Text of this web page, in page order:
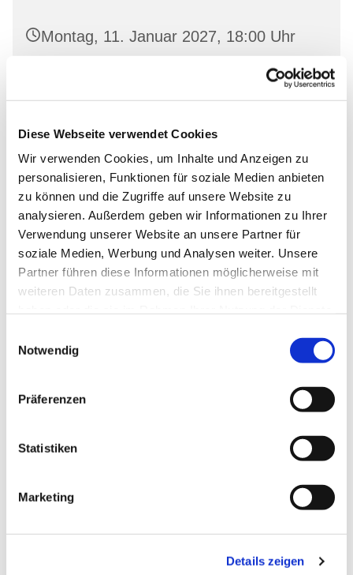
Diese Webseite verwendet Cookies
Wir verwenden Cookies, um Inhalte und Anzeigen zu
personalisieren, Funktionen für soziale Medien anbieten
zu können und die Zugriffe auf unsere Website zu
analysieren. Außerdem geben wir Informationen zu Ihrer
Verwendung unserer Website an unsere Partner für
soziale Medien, Werbung und Analysen weiter. Unsere
Partner führen diese Informationen möglicherweise mit
weiteren Daten zusammen, die Sie ihnen bereitgestellt
Notwendig
Präferenzen
Statistiken
Marketing
Details zeigen
Montag, 11. Januar 2027, 18:00 Uhr
Gemeinderaum 2, Ev. Kirche Wriezen,
Markt, 16269 Wriezen